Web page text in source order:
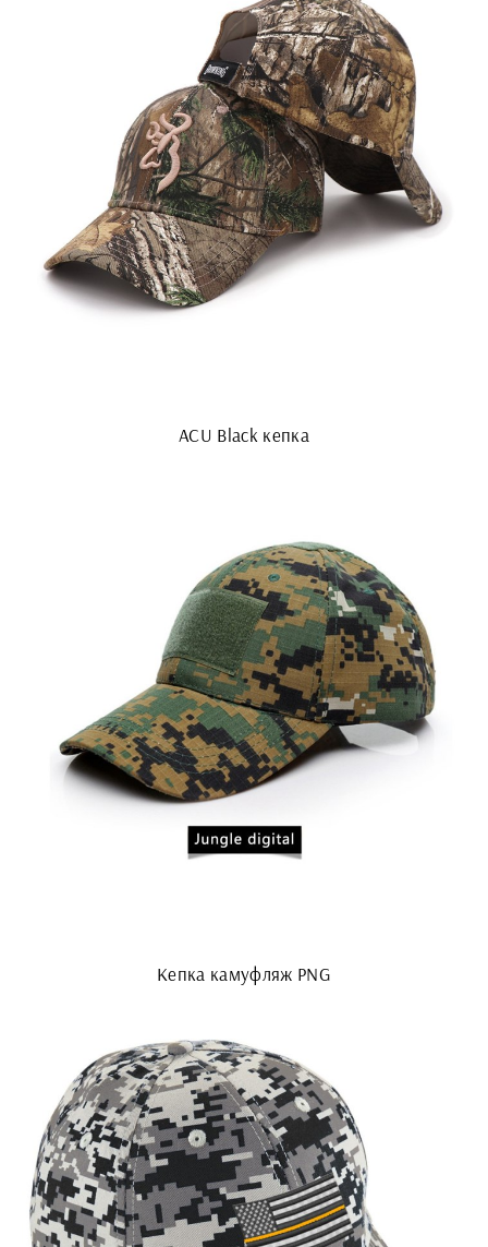
ACU Black кепка
Кепка камуфляж PNG